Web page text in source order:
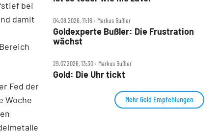
bei
damit
Fed der
Woche
04.08.2026, 11:16 ‧ Markus Bußler
Goldexperte Bußler: Die Frustration
wächst
29.07.2026, 13:30 ‧ Markus Bußler
Gold: Die Uhr tickt
Mehr Gold Empfehlungen